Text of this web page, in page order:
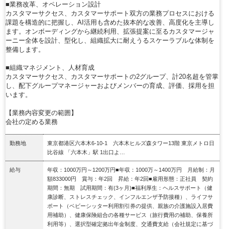
■業務改革、オペレーション設計
カスタマーサクセス、カスタマーサポート双方の業務プロセスにおける
課題を構造的に把握し、AI活用も含めた抜本的な改善、高度化を主導し
ます。オンボーディングから継続利用、拡張提案に至るカスタマージャ
ーニー全体を設計、型化し、組織拡大に耐えうるスケーラブルな体制を
整備します。
■組織マネジメント、人材育成
カスタマーサクセス、カスタマーサポートの2グループ、計20名超を管掌
し、配下グループマネージャーおよびメンバーの育成、評価、採用を担
います。
【業務内容変更の範囲】
会社の定める業務
勤務地
東京都港区六本木6-10-1 六本木ヒルズ森タワー13階 東京メトロ日
比谷線 「六本木」駅 1出口よ…
給与
年収：1000万円～1200万円■年収：1000万～1400万円 月給制：月
額833000円 賞与：年2回 昇給：年2回■雇用形態：正社員 契約
期間：無期 試用期間：有(3ヶ月)■福利厚生：ヘルスサポート（健
康診断、ストレスチェック、インフルエンザ予防接種）、ライフサ
ポート（ベビーシッター利用割引券の提供、親族の介護施設入居費
用補助）、健康保険組合の各種サービス（旅行費用の補助、保養所
利用等）、選択型確定拠出年金制度、交通費支給（会社規定に基づ